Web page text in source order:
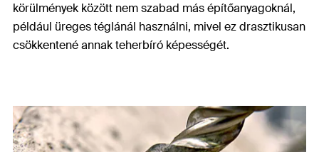
körülmények között nem szabad más építőanyagoknál,
például üreges téglánál használni, mivel ez drasztikusan
csökkentené annak teherbíró képességét.